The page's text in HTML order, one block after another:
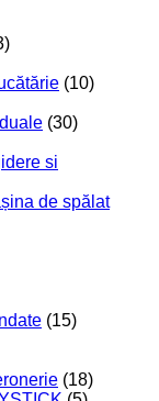
(10)
(30)
si
de spălat
(15)
(18)